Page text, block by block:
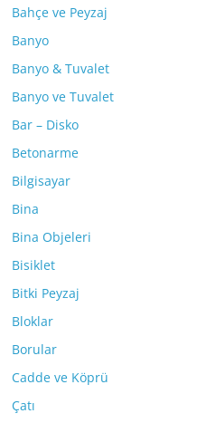
Bahçe ve Peyzaj
Banyo
Banyo & Tuvalet
Banyo ve Tuvalet
Bar – Disko
Betonarme
Bilgisayar
Bina
Bina Objeleri
Bisiklet
Bitki Peyzaj
Bloklar
Borular
Cadde ve Köprü
Çatı